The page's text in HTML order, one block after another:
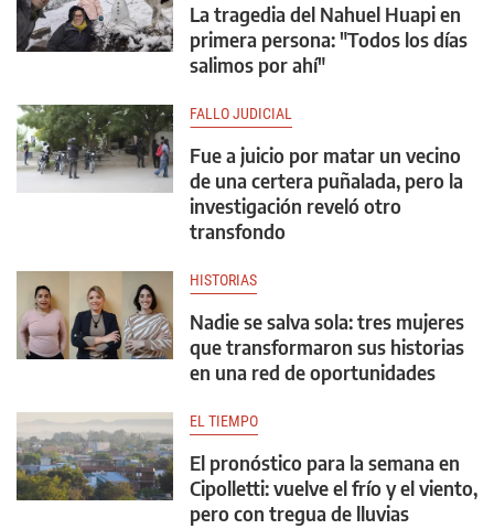
La tragedia del Nahuel Huapi en
primera persona: "Todos los días
salimos por ahí"
FALLO JUDICIAL
Fue a juicio por matar un vecino
de una certera puñalada, pero la
investigación reveló otro
transfondo
HISTORIAS
Nadie se salva sola: tres mujeres
que transformaron sus historias
en una red de oportunidades
EL TIEMPO
El pronóstico para la semana en
Cipolletti: vuelve el frío y el viento,
pero con tregua de lluvias